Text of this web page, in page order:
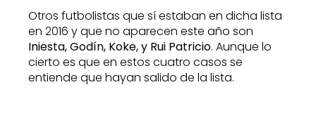
Otros futbolistas que sí estaban en dicha lista
en 2016 y que no aparecen este año son
Iniesta, Godín, Koke, y Rui Patricio. Aunque lo
cierto es que en estos cuatro casos se
entiende que hayan salido de la lista.